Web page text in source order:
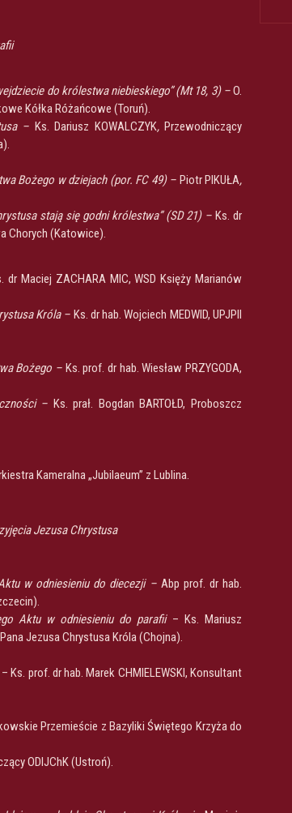
do królestwa niebieskiego” (Mt 18, 3) –O.
Kółka Różańcowe (Toruń).
– Ks. Dariusz KOWALCZYK,Przewodniczący
Bożego w dziejach (por. FC 49) – Piotr PIKUŁA,
stają się godni królestwa” (SD 21) –Ks. dr
Chorych (Katowice).
dr Maciej ZACHARA MIC, WSD Księży Marianów
Króla – Ks. dr hab. Wojciech MEDWID, UPJPII
Bożego – Ks. prof. dr hab. Wiesław PRZYGODA,
– Ks. prał. Bogdan BARTOŁD, Proboszcz
Kameralna „Jubilaeum” z Lublina.
Jezusa Chrystusa
w odniesieniu do diecezji – Abp prof. dr hab.
Aktu w odniesieniu do parafii – Ks. Mariusz
Jezusa Chrystusa Króla (Chojna).
Ks. prof. dr hab. Marek CHMIELEWSKI, Konsultant
Przemieście z Bazyliki Świętego Krzyża do
ODIJChK (Ustroń).